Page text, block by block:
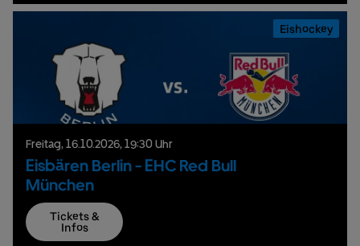
Eishockey
Freitag,16.10.2026,19:30 Uhr
Eisbären Berlin - EHC Red Bull
München
Tickets &
Infos